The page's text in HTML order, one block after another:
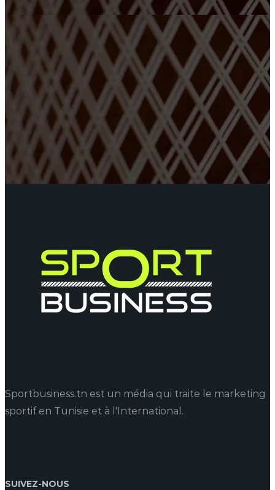
Sportbusiness.tn est un média qui traite le marketing
sportif en Tunisie et à l'International.
SUIVEZ-NOUS